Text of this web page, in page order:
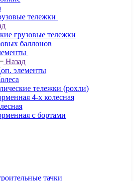
тележки
грузовые тележки
баллонов
Назад
элементы
тележки (рохли)
4-х колесная
с бортами
тачки